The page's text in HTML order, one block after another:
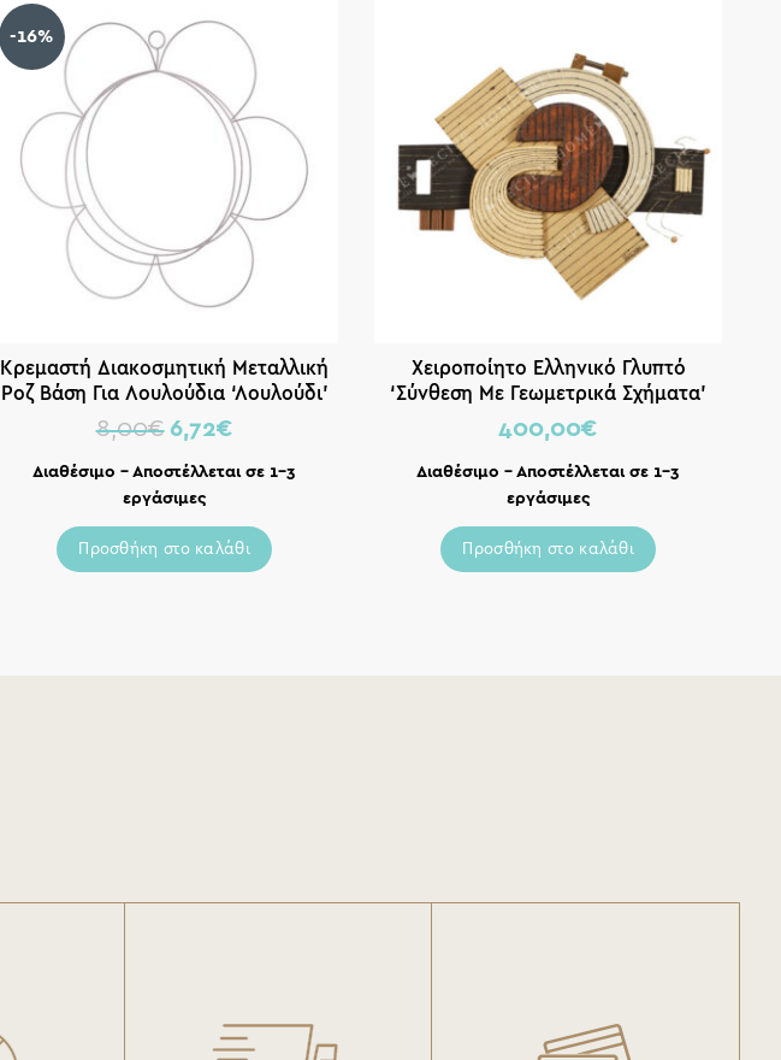
-16%
Κρεμαστή Διακοσμητική Μεταλλική
Ροζ Βάση Για Λουλούδια ‘Λουλούδι’
45×42, Inart
8,00€ 6,72€
Διαθέσιμο – Αποστέλλεται σε 1-3
εργάσιμες
Προσθήκη στο καλάθι
Χειροποίητο Ελληνικό Γλυπτό
‘Σύνθεση Με Γεωμετρικά Σχήματα’
41×55
400,00€
Διαθέσιμο – Αποστέλλεται σε 1-3
εργάσιμες
Προσθήκη στο καλάθι